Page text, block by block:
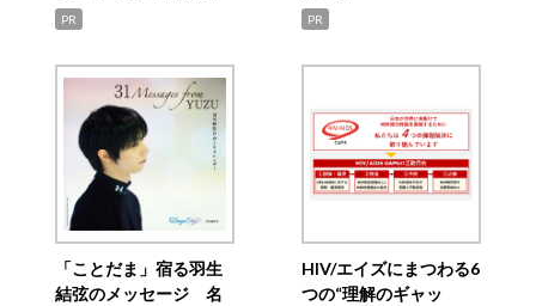
PR PR
「ことだま」宿る羽生
結弦のメッセージ 名
HIV/エイズにまつわる6
つの“理解のギャッ